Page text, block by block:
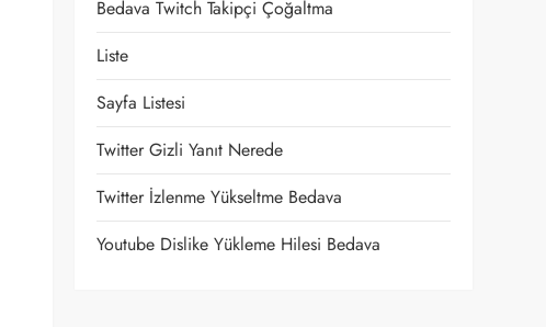
Bedava Twitch Takipçi Çoğaltma
Liste
Sayfa Listesi
Twitter Gizli Yanıt Nerede
Twitter İzlenme Yükseltme Bedava
Youtube Dislike Yükleme Hilesi Bedava